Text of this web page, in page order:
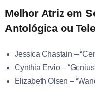
Melhor Atriz em
Antológica ou
Jessica Chastain –
Cynthia Ervio –
Elizabeth Olsen –